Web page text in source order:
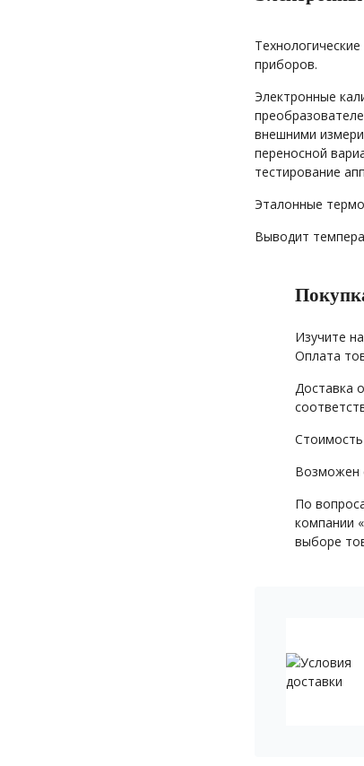
приборов.
Электронные
внешними
переносной
тестирование
Эталонные
Выводит
Изучите
Оплата
Доставка
Стоимость
Возможен
По
компании
выборе